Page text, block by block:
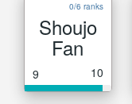
0/6 ranks
Shoujo
Fan
9 10